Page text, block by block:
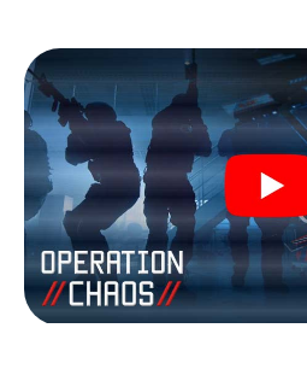
Sie niemandem!
Anders als in einem klassischen
Sie also nicht in ein Zimmer
in einem vorgegebenen
Diese Smartphone Schnitzeljagd
persönlichen Spielfeld! Die
Ihr Agentenabenteuer in Llíria:
ins mobile Internet. Per Klick
unserer Web-App. Sie brauchen
sich von interaktiven Videos,
vielen weiteren Features mitten